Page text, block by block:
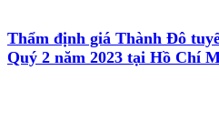
Thẩm định giá Thành Đô
Quý 2 năm 2023 tại Hồ Chí